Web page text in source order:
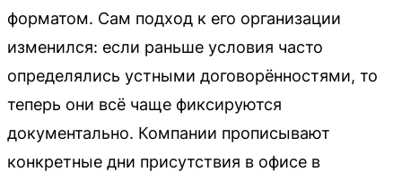
форматом. Сам подход к его организации
изменился: если раньше условия часто
определялись устными договорённостями, то
теперь они всё чаще фиксируются
документально. Компании прописывают
конкретные дни присутствия в офисе в